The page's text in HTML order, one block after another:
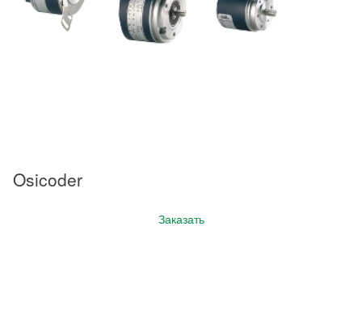
Osicoder
Заказать